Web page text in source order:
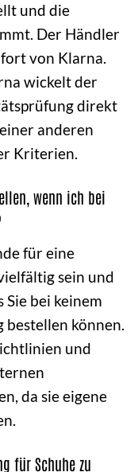
und die
Der Händler
von Klarna.
wickelt der
direkt
anderen
Kriterien.
wenn ich bei
für eine
sein und
bei keinem
bestellen können.
und
da sie eigene
für Schuhe zu